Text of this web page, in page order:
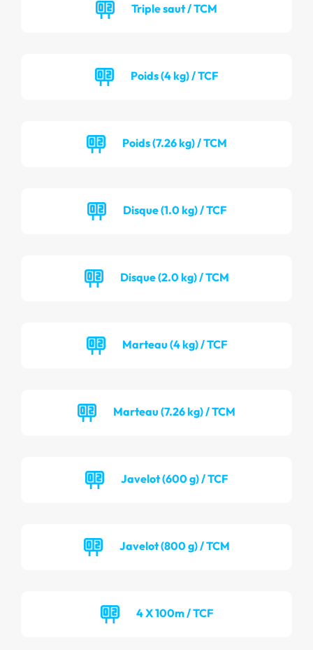
Triple saut / TCM
Poids (4 kg) / TCF
Poids (7.26 kg) / TCM
Disque (1.0 kg) / TCF
Disque (2.0 kg) / TCM
Marteau (4 kg) / TCF
Marteau (7.26 kg) / TCM
Javelot (600 g) / TCF
Javelot (800 g) / TCM
4 X 100m / TCF